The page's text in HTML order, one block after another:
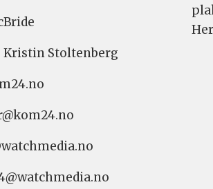
Kristin Stoltenberg